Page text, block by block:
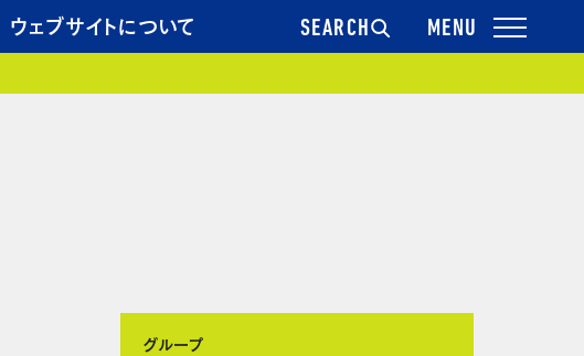
ウェブサイトについて SEARCH
グループ